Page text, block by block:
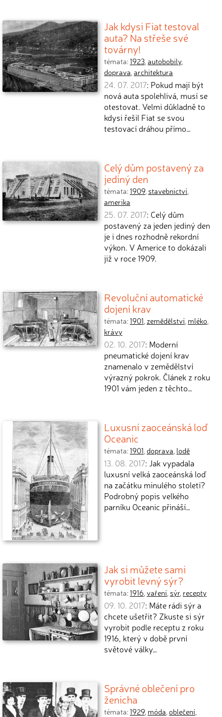
Jak kdysi Fiat testoval
auta? Na střeše své
továrny!
témata:1923,autobobily,
doprava,architektura
24. 07. 2017: Pokud mají být
nová auta spolehlivá, musí se
otestovat. Velmi důkladně to
kdysi řešil Fiat se svou
testovací dráhou přímo…
Celý dům postavený za
jediný den
témata:1909, stavebnictví,
amerika
25. 07. 2017: Celý dům
postavený za jeden jediný den
je i dnes rozhodně rekordní
výkon. V Americe to dokázali
již v roce 1909.
Revoluční automatické
dojení krav
témata:1901, zemědělství, mléko,
krávy
02. 10. 2017: Moderní
pneumatické dojení krav
znamenalo v zemědělství
výrazný pokrok. Článek z roku
1901 vám jeden z těchto…
Luxusní zaoceánská loď
Oceanic
témata:1901,doprava, lodě
13. 08. 2017: Jak vypadala
luxusní velká zaoceánská loď
na začátku minulého století?
Podrobný popis velkého
parníku Oceanic přináší…
Jak si můžete sami
vyrobit levný sýr?
témata:1916,vaření, sýr, recepty
09. 10. 2017: Máte rádi sýr a
chcete ušetřit? Zkuste si sýr
vyrobit podle receptu z roku
1916, který v době první
světové války…
Správné oblečení pro
ženicha
témata:1929, móda,oblečení,